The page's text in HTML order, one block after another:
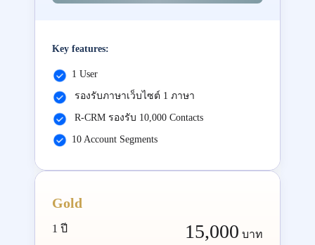
Key features:
1 User
รองรับภาษาเว็บไซต์ 1 ภาษา
R-CRM รองรับ 10,000 Contacts
10 Account Segments
Gold
1 ปี 15,000 บาท